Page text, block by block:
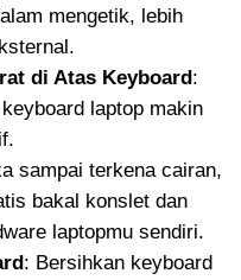
mengetik, lebih
di Atas Keyboard:
laptop makin
sampai terkena cairan,
bakal konslet dan
laptopmu sendiri.
: Bersihkan keyboard